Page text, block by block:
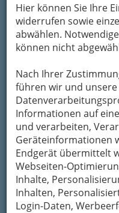
Hier können Sie Ihre
widerrufen sowie
abwählen.
können nicht
Nach Ihrer
führen wir und
Informationen auf
und verarbeiten,
Geräteinformationen
Endgerät übermittelt
Webseiten-
Inhalte,
Inhalten,
Login-Daten,
Übermittlung Ihrer
Formular. Ihre
Absenden
Unternehmen
weitergeleitet.
Mein Name
Meine Email Adresse
Mein Betreff